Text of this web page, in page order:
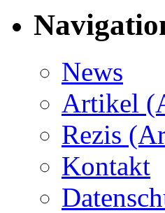
News
Artikel
Rezis
Kontakt